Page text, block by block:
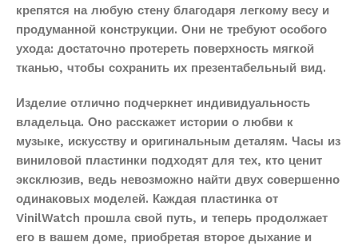
крепятся на любую стену благодаря легкому весу и
продуманной конструкции. Они не требуют особого
ухода: достаточно протереть поверхность мягкой
тканью, чтобы сохранить их презентабельный вид.
Изделие отлично подчеркнет индивидуальность
владельца. Оно расскажет истории о любви к
музыке, искусству и оригинальным деталям. Часы из
виниловой пластинки подходят для тех, кто ценит
эксклюзив, ведь невозможно найти двух совершенно
одинаковых моделей. Каждая пластинка от
VinilWatch прошла свой путь, и теперь продолжает
его в вашем доме, приобретая второе дыхание и